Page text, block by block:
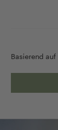
Basierend